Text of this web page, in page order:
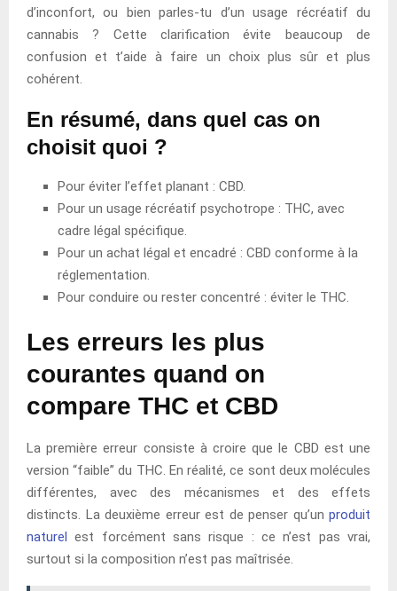
d’inconfort, ou bien parles-tu d’un usage récréatif du
cannabis ? Cette clarification évite beaucoup de
confusion et t’aide à faire un choix plus sûr et plus
cohérent.
En résumé, dans quel cas on
choisit quoi ?
Pour éviter l’effet planant : CBD.
Pour un usage récréatif psychotrope : THC, avec
cadre légal spécifique.
Pour un achat légal et encadré : CBD conforme à la
réglementation.
Pour conduire ou rester concentré : éviter le THC.
Les erreurs les plus
courantes quand on
compare THC et CBD
La première erreur consiste à croire que le CBD est une
version “faible” du THC. En réalité, ce sont deux molécules
différentes, avec des mécanismes et des effets
distincts. La deuxième erreur est de penser qu’un produit
naturel est forcément sans risque : ce n’est pas vrai,
surtout si la composition n’est pas maîtrisée.